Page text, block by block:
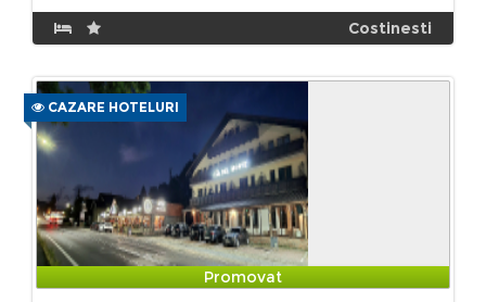
Costinesti
CAZARE HOTELURI
Promovat